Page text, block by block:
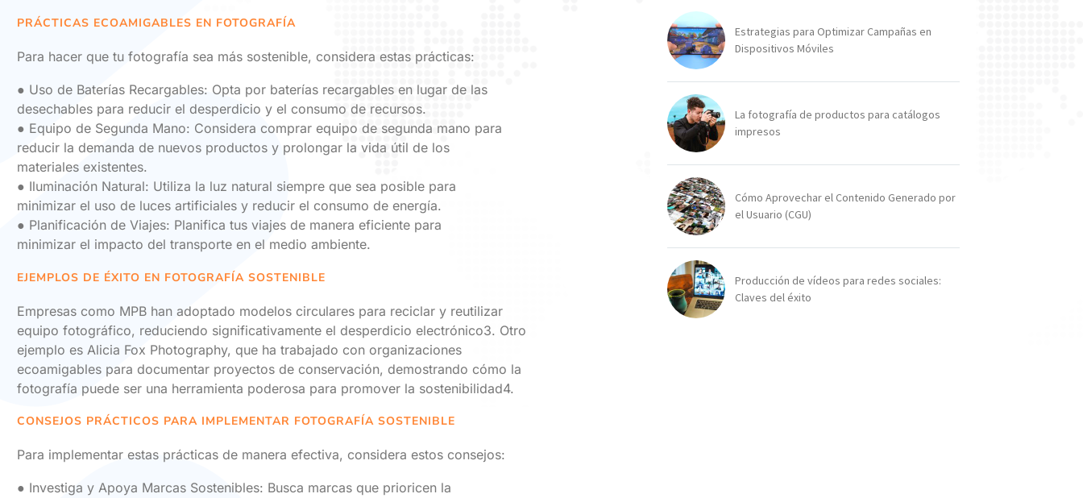
PRÁCTICAS ECOAMIGABLES EN FOTOGRAFÍA
Para hacer que tu fotografía sea más sostenible, considera estas prácticas:
● Uso de Baterías Recargables: Opta por baterías recargables en lugar de las
desechables para reducir el desperdicio y el consumo de recursos.
● Equipo de Segunda Mano: Considera comprar equipo de segunda mano para
reducir la demanda de nuevos productos y prolongar la vida útil de los
materiales existentes.
● Iluminación Natural: Utiliza la luz natural siempre que sea posible para
minimizar el uso de luces artificiales y reducir el consumo de energía.
● Planificación de Viajes: Planifica tus viajes de manera eficiente para
minimizar el impacto del transporte en el medio ambiente.
EJEMPLOS DE ÉXITO EN FOTOGRAFÍA SOSTENIBLE
Empresas como MPB han adoptado modelos circulares para reciclar y reutilizar
equipo fotográfico, reduciendo significativamente el desperdicio electrónico3. Otro
ejemplo es Alicia Fox Photography, que ha trabajado con organizaciones
ecoamigables para documentar proyectos de conservación, demostrando cómo la
fotografía puede ser una herramienta poderosa para promover la sostenibilidad4.
CONSEJOS PRÁCTICOS PARA IMPLEMENTAR FOTOGRAFÍA SOSTENIBLE
Para implementar estas prácticas de manera efectiva, considera estos consejos:
● Investiga y Apoya Marcas Sostenibles: Busca marcas que prioricen la
Estrategias para Optimizar Campañas en
Dispositivos Móviles
La fotografía de productos para catálogos
impresos
Cómo Aprovechar el Contenido Generado por
el Usuario (CGU)
Producción de vídeos para redes sociales:
Claves del éxito